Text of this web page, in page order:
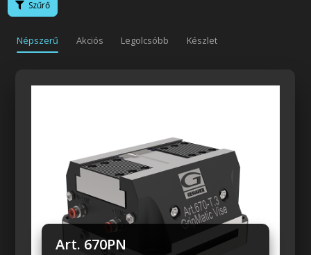
Szűrő
Népszerű Akciós Legolcsóbb Készlet
Art. 670PN